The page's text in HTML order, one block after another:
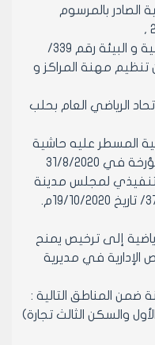
الصادر بالمرسوم
- وبناءً على كتاب وزارة الادارة المحلية و البيئة رقم 339/
2017 و المتضمن تنظيم مهنة المراكز و
الرياضي العام بحلب
المسطر عليه حاشية
31/8/2020
لمجلس مدينة
إلى ترخيص يمنح
في مديرية
والسكن الثالث تجارة)